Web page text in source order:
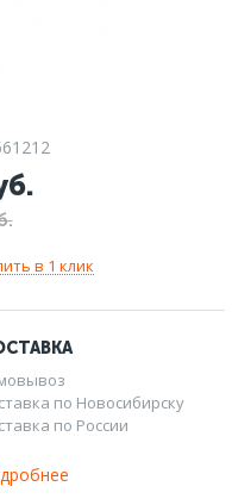
в 1 клик
по Новосибирску
по России